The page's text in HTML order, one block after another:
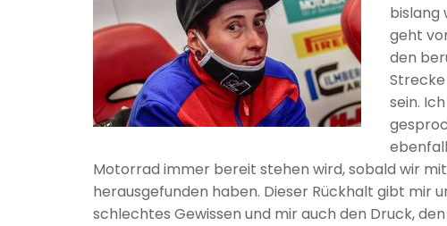
bislang
geht
den
sein.
Motorrad immer bereit stehen wird, sobald wir
herausgefunden haben. Dieser Rückhalt gibt mir
schlechtes Gewissen und mir auch den Druck,